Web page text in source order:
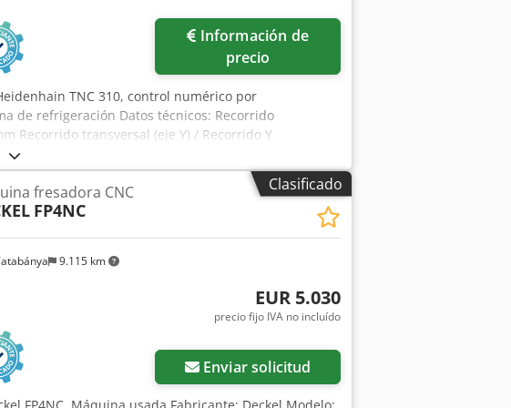
precio
TNC 310, control numérico por
de refrigeración Datos técnicos: Recorrido
Recorrido transversal (eje Y) / Recorrido Y
Z vertical 400 mm Cono del husillo / Cono del
del husillo 60-5000 RPM Avance / Avance 0-2000
rápido X/Y 5 m/min. Avance rápido vertical /
/ Potencia de transmisión 7 kW Peso
los accesorios y la descripción de la máquina
Clasificado
9.115 km
fresadora CNC
FP4NC
EUR 5.030
precio fijo IVA no incluído
Enviar solicitud
FP4NC, Máquina usada Fabricante: Deckel Modelo: